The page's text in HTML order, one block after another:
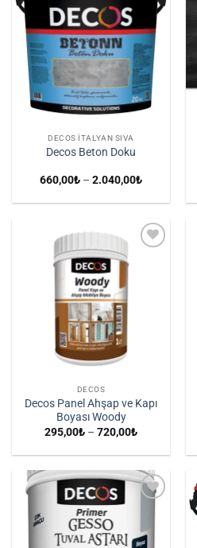
İstek
Listene
Ekle
DECOS İTALYAN SIVA
Decos Beton Doku
660,00₺ – 2.040,00₺Fiyat
2.040,00₺
DECOS
Decos Panel Ahşap ve Kapı
Boyası Woody
295,00₺ – 720,00₺Fiyat
720,00₺
Ekle